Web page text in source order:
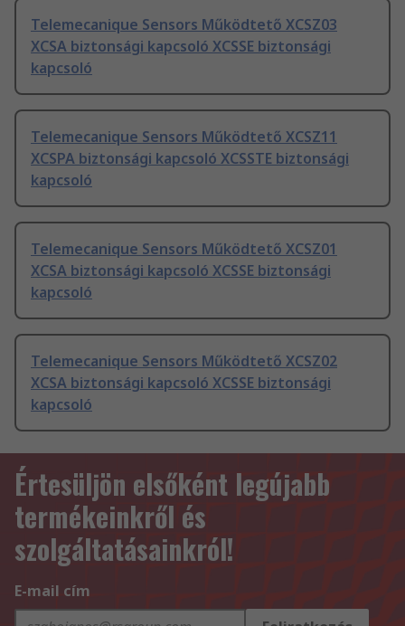
Telemecanique Sensors Működtető XCSZ03
XCSA biztonsági kapcsoló XCSSE biztonsági
kapcsoló
Telemecanique Sensors Működtető XCSZ11
XCSPA biztonsági kapcsoló XCSSTE biztonsági
kapcsoló
Telemecanique Sensors Működtető XCSZ01
XCSA biztonsági kapcsoló XCSSE biztonsági
kapcsoló
Telemecanique Sensors Működtető XCSZ02
XCSA biztonsági kapcsoló XCSSE biztonsági
kapcsoló
Értesüljön elsőként legújabb
termékeinkről és
szolgáltatásainkról!
E-mail cím